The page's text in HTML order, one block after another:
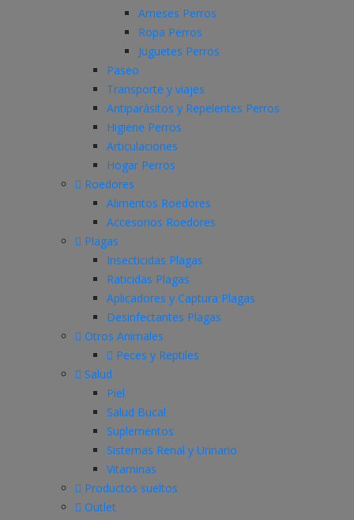
Arneses Perros
Ropa Perros
Juguetes Perros
Paseo
Transporte y viajes
Antiparásitos y Repelentes Perros
Higiene Perros
Articulaciones
Hogar Perros
Roedores
Alimentos Roedores
Accesorios Roedores
Plagas
Insecticidas Plagas
Raticidas Plagas
Aplicadores y Captura Plagas
Desinfectantes Plagas
Otros Animales
Peces y Reptiles
Salud
Piel
Salud Bucal
Suplementos
Sistemas Renal y Urinario
Vitaminas
Productos sueltos
Outlet